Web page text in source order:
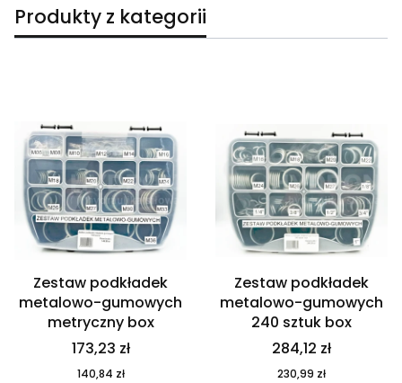
Produkty z kategorii
Zestaw podkładek
metalowo-gumowych
metryczny box
173,23 zł
140,84 zł
Zestaw podkładek
metalowo-gumowych
240 sztuk box
284,12 zł
230,99 zł